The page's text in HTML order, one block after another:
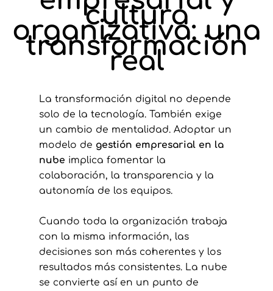
cultura
organizativa: una
transformación
real
La transformación digital no depende
solo de la tecnología. También exige
un cambio de mentalidad. Adoptar un
modelo de gestión empresarial en la
nube implica fomentar la
colaboración, la transparencia y la
autonomía de los equipos.
Cuando toda la organización trabaja
con la misma información, las
decisiones son más coherentes y los
resultados más consistentes. La nube
se convierte así en un punto de